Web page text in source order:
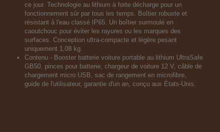
ce jour. Technologie au lithium à forte décharge pour un
fonctionnement sûr par tous les temps. Boîtier robuste et
résistant à l'eau classé IP65. Un boîtier surmoulé en
caoutchouc pour éviter les rayures ou les marques des
surfaces. Conception ultra-compacte et légère pesant
uniquement 1,08 kg.
Contenu - Booster batterie voiture portable au lithium UltraSafe
GB50, pinces pour batterie, chargeur de voiture 12 V, câble de
chargement micro USB, sac de rangement en microfibre,
guide de l'utilisateur, garantie d'un an, conçu aux États-Unis.